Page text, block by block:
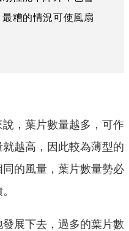
糟的情況可使風扇
，葉片數量越多，可作
越高，因此較為薄型的
的風量，葉片數量勢必
展下去，過多的葉片數